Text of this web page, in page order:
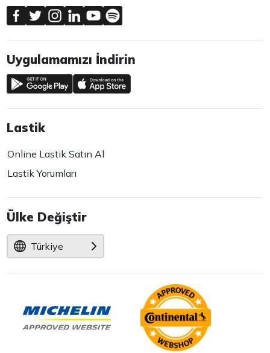
Uygulamamızı İndirin
Lastik
Online Lastik Satın Al
Lastik Yorumları
Ülke Değiştir
Türkiye